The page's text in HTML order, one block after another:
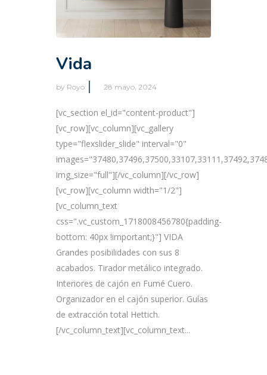
Vida
by Royo 28 mayo, 2024
[vc_section el_id="content-product"]
[vc_row][vc_column][vc_gallery
type="flexslider_slide" interval="0"
img_size="full"][/vc_column][/vc_row]
[vc_row][vc_column width="1/2"]
[vc_column_text
css=".vc_custom_1718008456780{padding-
bottom: 40px !important;}"] VIDA
Grandes posibilidades con sus 8
acabados. Tirador metálico integrado.
Interiores de cajón en Fumé Cuero.
Organizador en el cajón superior. Guías
de extracción total Hettich.
[/vc_column_text][vc_column_text...